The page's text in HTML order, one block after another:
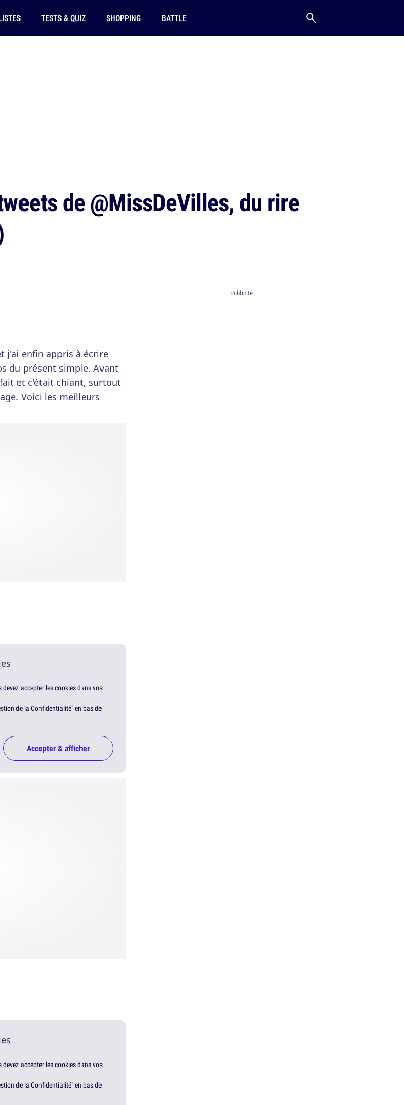
TESTS & QUIZ SHOPPING BATTLE
de @MissDeVilles, du rire
j'ai enfin appris à écrire
du présent simple. Avant
et c'était chiant, surtout
Voici les meilleurs
accepter les cookies dans vos
de la Confidentialité" en bas de
Accepter & afficher
accepter les cookies dans vos
de la Confidentialité" en bas de